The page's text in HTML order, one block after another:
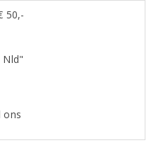
50,-
ons